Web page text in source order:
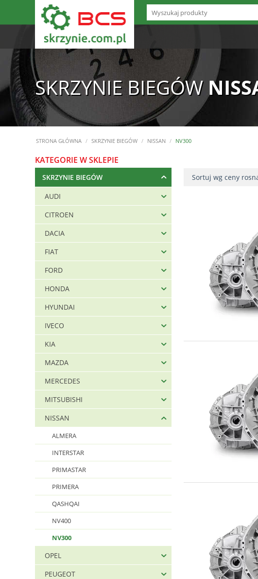
SKRZYNIE BIEGÓW
STRONA GŁÓWNA / SKRZYNIE BIEGÓW / NISSAN / NV300
KATEGORIE W SKLEPIE
SKRZYNIE BIEGÓW
AUDI
CITROEN
DACIA
FIAT
FORD
HONDA
HYUNDAI
IVECO
KIA
MAZDA
MERCEDES
MITSUBISHI
NISSAN
ALMERA
INTERSTAR
PRIMASTAR
PRIMERA
QASHQAI
NV400
NV300
OPEL
PEUGEOT
Sortuj wg ceny